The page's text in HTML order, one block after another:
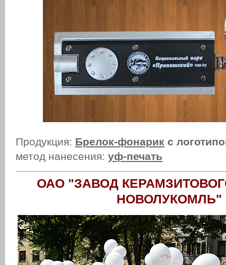
Продукция: Брелок-фонарик с
метод нанесения: уф-печать
ОАО "ЗАВОД
НОВОЛУКОМЛЬ"